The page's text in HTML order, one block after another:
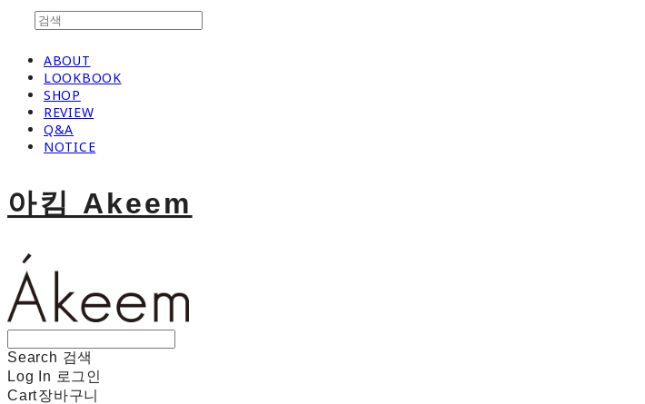
ABOUT
LOOKBOOK
SHOP
REVIEW
Q&A
NOTICE
아킴 Akeem
Search 검색
Log In 로그인
Cart장바구니